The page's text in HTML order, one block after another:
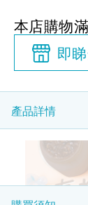
本店購物
即
產品詳情